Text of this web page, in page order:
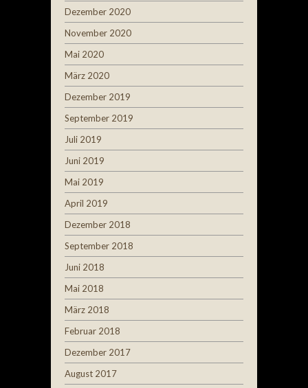
Dezember 2020
November 2020
Mai 2020
März 2020
Dezember 2019
September 2019
Juli 2019
Juni 2019
Mai 2019
April 2019
Dezember 2018
September 2018
Juni 2018
Mai 2018
März 2018
Februar 2018
Dezember 2017
August 2017